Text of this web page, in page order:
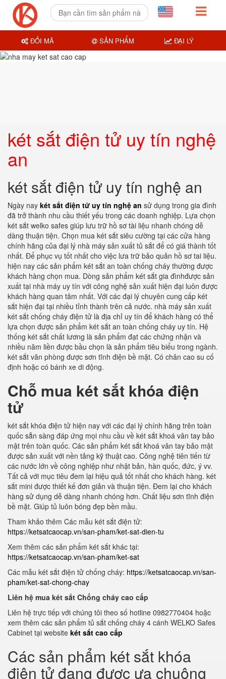
két sắt điện tử uy tín nghệ
an
két sắt điện tử uy tín nghệ an
Ngày nay két sắt điện tử uy tín nghệ an sử dụng trong gia đình
đã trở thành nhu cầu thiết yếu trong các doanh nghiệp. Lựa chọn
két sắt welko safes giúp lưu trữ hồ sơ tài liệu nhanh chóng dễ
dàng thuận tiện. Chọn mua két sắt siêu cường tại các cửa hàng
chính hãng của đại lý nhà máy sản xuất tủ sắt để có giá thành tốt
nhất. Để phục vụ tốt nhất cho việc lưa trữ bảo quản hồ sơ tai liệu.
hiện nay các sản phẩm két sắt an toàn chống cháy thường được
khách hàng chọn mua. Dòng sản phẩm két sắt gia đìnhđược sản
xuất tại nhà máy uy tín với công nghệ sản xuất hiện đại luôn được
khách hàng quan tâm nhất. Với các đại lý chuyên cung cấp két
sắt hiện đại tại nhiều tỉnh thành trên cả nước. nhà máy sản xuất
két sắt chống cháy điện tử là địa chỉ uy tín để khách hàng có thể
lựa chọn được sản phẩm két sắt an toàn chống cháy uy tín. Hệ
thống két sắt chất lương là sản phẩm đạt các chứng nhận và
nhiều năm liền được bầu chọn là sản phẩm tiêu biểu trong ngành.
két sắt văn phòng được sơn tĩnh điện bề mặt. Có chân cao su cố
định hoặc có bánh xe di động.
Chỗ mua két sắt khóa điện
tử
két sắt khóa điện tử hiện nay với các đại lý chính hãng trên toàn
quốc sẵn sàng đáp ứng mọi nhu cầu về két sắt khoá vân tay bảo
mật trên toàn quốc. Các sản phẩm két sắt khoá vân tay bảo mật
được sản xuất với nền tảng kỹ thuật cao. Công nghệ tiên tiến từ
các nước lớn về công nghiệp như nhật bản, hàn quốc, đức, ý vv.
Tất cả với mục tiêu đem lại hiệu quả tốt nhất cho khách hàng. két
sắt mini được thiết kế đơn giản và thuận tiện. Đem lại cho khách
hàng sử dụng dễ dàng nhanh chóng hơn. Chất liệu sơn tĩnh điện
bề mặt. Giúp tủ luôn bóng đẹp bền mầu.
Tham khảo thêm Các mẫu két sắt điện tử:
https://ketsatcaocap.vn/san-pham/ket-sat-dien-tu
Xem thêm các sản phẩm két sắt khác tại:
https://ketsatcaocap.vn/san-pham/ket-sat
Các mẫu két sắt điện tử chống cháy: https://ketsatcaocap.vn/san-
pham/ket-sat-chong-chay
Liên hệ mua két sắt Chống cháy cao cấp
Liên hệ trực tiếp với chúng tôi theo số hotline 0982770404 hoặc
xem thêm các sản phẩm tủ sắt chống cháy 4 cánh WELKO Safes
Cabinet tại website két sắt cao cấp
Các sản phẩm két sắt khóa
điện tử đang được ưa chuộng
ĐỔI MÃ SẢN PHẨM ĐẠI LÝ